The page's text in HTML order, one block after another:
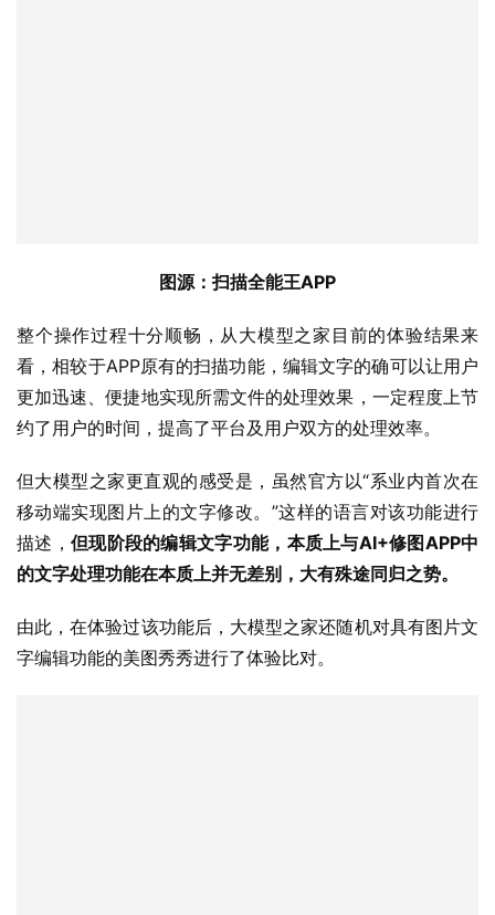
图源：扫描全能王APP
整个操作过程十分顺畅，从大模型之家目前的体验结果来
看，相较于APP原有的扫描功能，编辑文字的确可以让用户
更加迅速、便捷地实现所需文件的处理效果，一定程度上节
约了用户的时间，提高了平台及用户双方的处理效率。
但大模型之家更直观的感受是，虽然官方以“系业内首次在
移动端实现图片上的文字修改。”这样的语言对该功能进行
描述， 但现阶段的编辑文字功能，本质上与AI+修图APP中
的文字处理功能在本质上并无差别，大有殊途同归之势。
由此，在体验过该功能后，大模型之家还随机对具有图片文
字编辑功能的美图秀秀进行了体验比对。